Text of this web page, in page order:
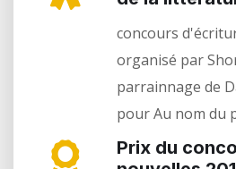
concours
organisé par
parrainnage de
pour Au nom du
Prix du